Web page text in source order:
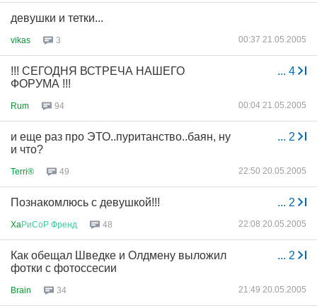
девушки и тетки...
vikas 3 00:37 21.05.2005
... 4
!!! СЕГОДНЯ ВСТРЕЧА НАШЕГО
ФОРУМА !!!
Rum 94 00:04 21.05.2005
... 2
и еще раз про ЭТО..пуританство..баян, ну
и что?
Terri® 49 22:50 20.05.2005
... 2
Познакомлюсь с девушкой!!!
XaРиСоР Френд 48 22:08 20.05.2005
... 2
Как обещал Шведке и Олдмену выложил
фотки с фотоссесии
Brain 34 21:49 20.05.2005